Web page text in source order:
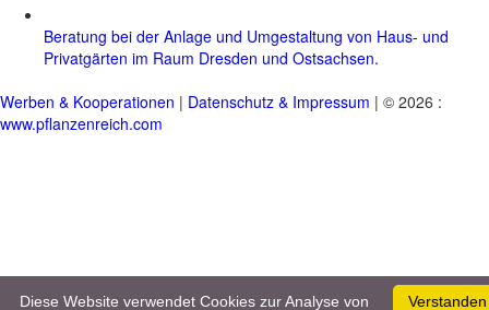
Beratung bei der Anlage und Umgestaltung von Haus- und
Privatgärten im Raum Dresden und Ostsachsen.
Werben & Kooperationen | Datenschutz & Impressum | © 2026 :
www.pflanzenreich.com
Verstanden
Diese Website verwendet Cookies zur Analyse von